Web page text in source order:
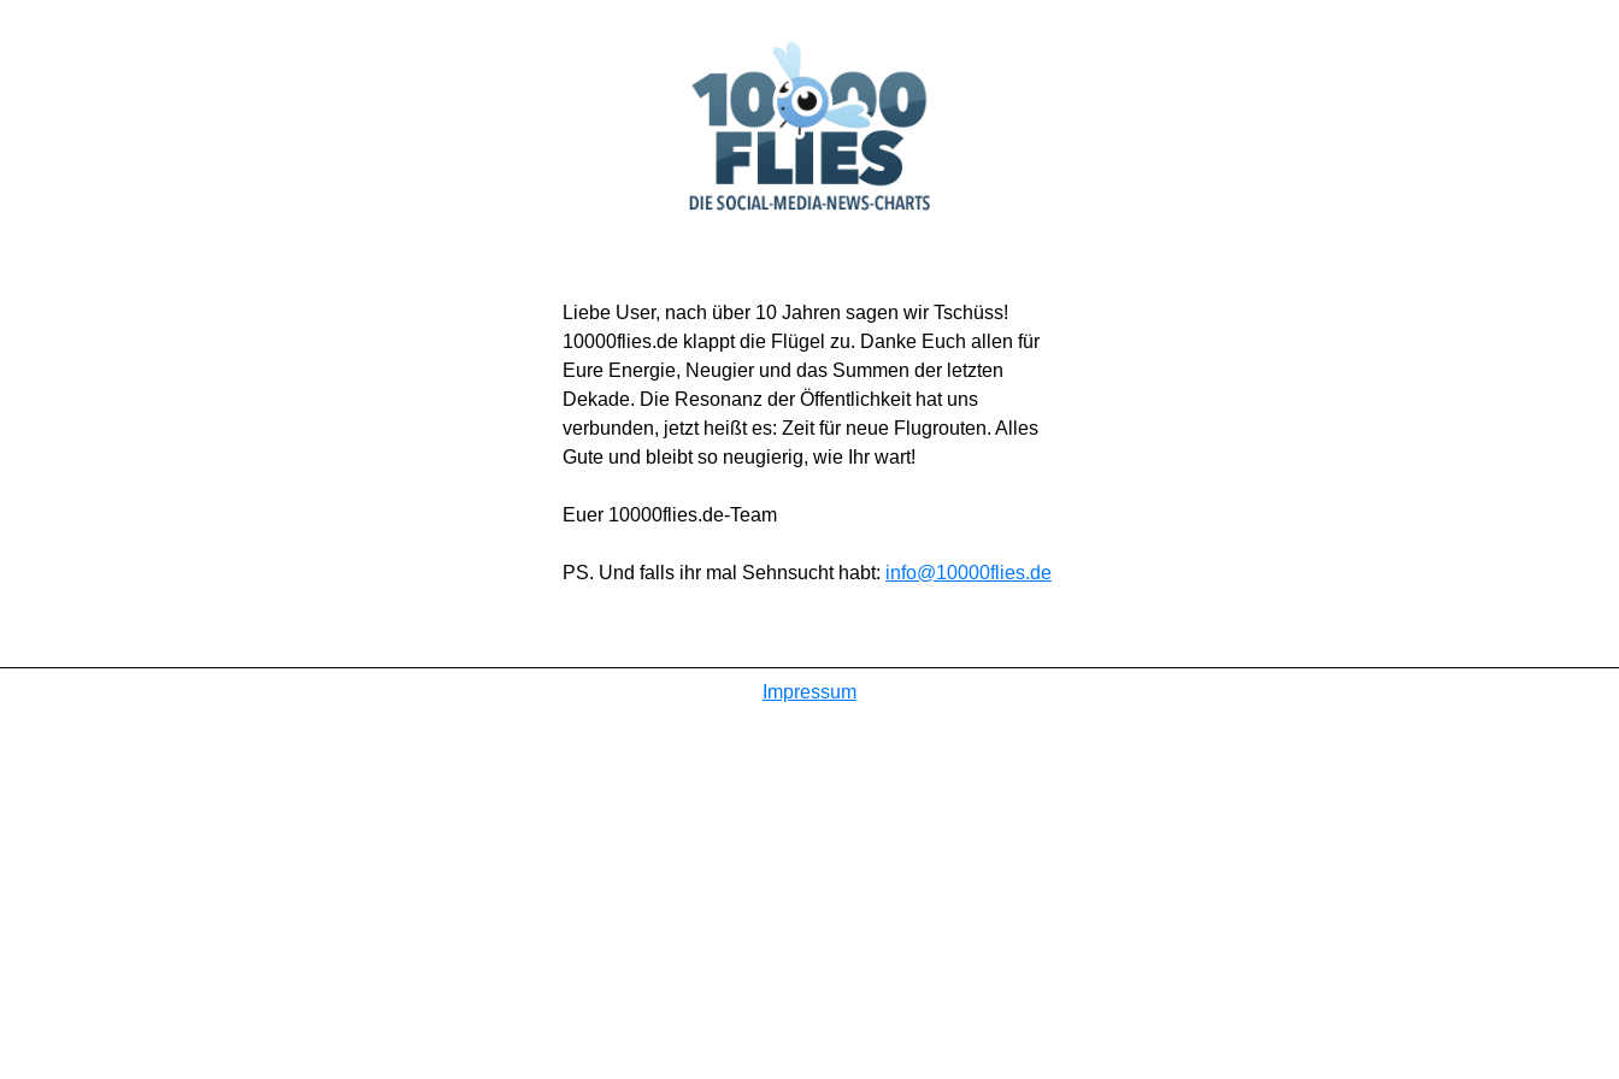
Liebe User, nach über 10 Jahren sagen wir Tschüss!
10000flies.de klappt die Flügel zu. Danke Euch allen für
Eure Energie, Neugier und das Summen der letzten
Dekade. Die Resonanz der Öffentlichkeit hat uns
verbunden, jetzt heißt es: Zeit für neue Flugrouten. Alles
Gute und bleibt so neugierig, wie Ihr wart!
Euer 10000flies.de-Team
PS. Und falls ihr mal Sehnsucht habt: info@10000flies.de
Impressum